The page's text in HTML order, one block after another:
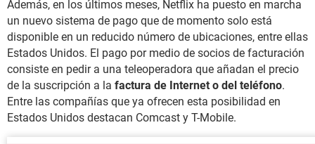
Además, en los últimos meses, Netflix ha puesto en marcha
un nuevo sistema de pago que de momento solo está
disponible en un reducido número de ubicaciones, entre ellas
Estados Unidos. El pago por medio de socios de facturación
consiste en pedir a una teleoperadora que añadan el precio
de la suscripción a la factura de Internet o del teléfono.
Entre las compañías que ya ofrecen esta posibilidad en
Estados Unidos destacan Comcast y T-Mobile.